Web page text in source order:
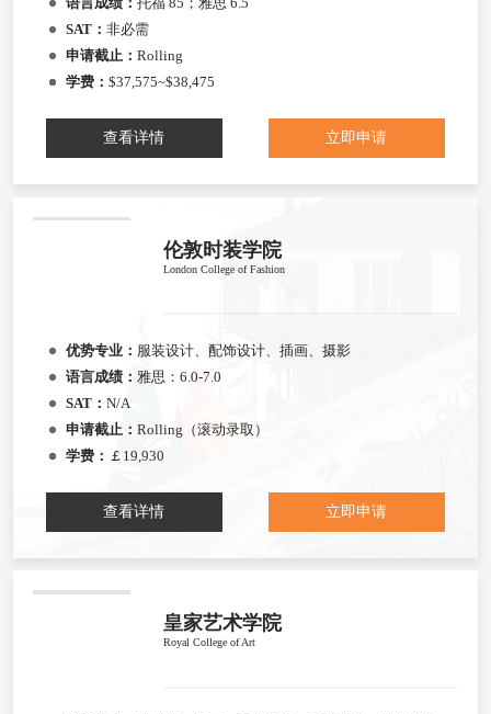
SAT： 非必需
申请截止： Rolling
学费： $37,575~$38,475
查看详情 立即申请
伦敦时装学院
London College of Fashion
优势专业： 服装设计、配饰设计、插画、摄影
语言成绩： 雅思：6.0-7.0
SAT： N/A
申请截止： Rolling（滚动录取）
学费： ￡19,930
查看详情 立即申请
皇家艺术学院
Royal College of Art